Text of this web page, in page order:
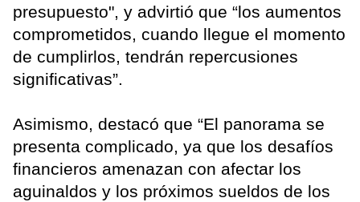
presupuesto", y advirtió que “los aumentos
comprometidos, cuando llegue el momento
de cumplirlos, tendrán repercusiones
significativas”.
Asimismo, destacó que “El panorama se
presenta complicado, ya que los desafíos
financieros amenazan con afectar los
aguinaldos y los próximos sueldos de los